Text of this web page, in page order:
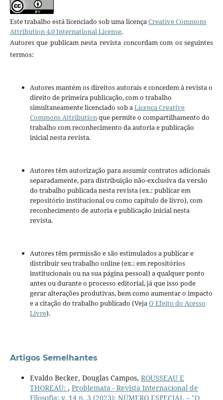
Este trabalho está licenciado sob uma licençaCreative Commons
Attribution 4.0 International License.
Autores que publicam nesta revista concordam com os seguintes
termos:
Autores mantém os direitos autorais e concedem à revista o
direito de primeira publicação, com o trabalho
simultaneamente licenciado sob aLicença Creative
Commons Attributionque permite o compartilhamento do
trabalho com reconhecimento da autoria e publicação
inicial nesta revista.
Autores têm autorização para assumir contratos adicionais
separadamente, para distribuição não-exclusiva da versão
do trabalho publicada nesta revista (ex.: publicar em
repositório institucional ou como capítulo de livro), com
reconhecimento de autoria e publicação inicial nesta
revista.
Autores têm permissão e são estimulados a publicar e
distribuir seu trabalho online (ex.: em repositórios
institucionais ou na sua página pessoal) a qualquer ponto
antes ou durante o processo editorial, já que isso pode
gerar alterações produtivas, bem como aumentar o impacto
e a citação do trabalho publicado (VejaO Efeito do Acesso
Livre).
Artigos Semelhantes
Evaldo Becker, Douglas Campos, ROUSSEAU E
THOREAU: , Problemata - Revista Internacional de
Filosofia: v. 14 n. 3 (2023): NÚMERO ESPECIAL – "O